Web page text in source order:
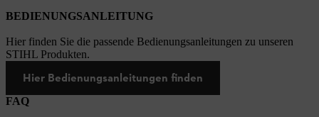
BEDIENUNGSANLEITUNG
Hier finden Sie die passende Bedienungsanleitungen zu unseren
STIHL Produkten.
Hier Bedienungsanleitungen finden
FAQ